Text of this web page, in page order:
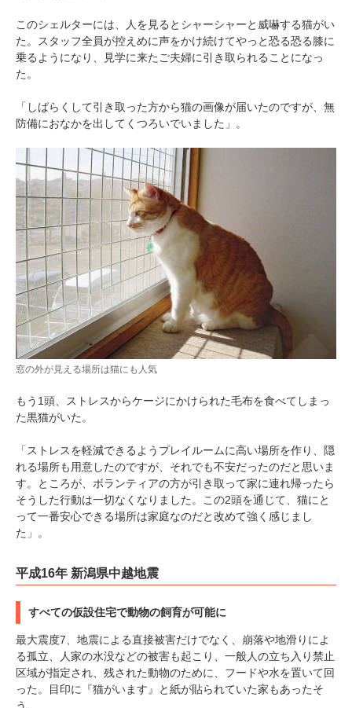
このシェルターには、人を見るとシャーシャーと威嚇する猫がい
た。スタッフ全員が控えめに声をかけ続けてやっと恐る恐る膝に
乗るようになり、見学に来たご夫婦に引き取られることになっ
た。
「しばらくして引き取った方から猫の画像が届いたのですが、無
防備におなかを出してくつろいでいました」。
窓の外が見える場所は猫にも人気
もう1頭、ストレスからケージにかけられた毛布を食べてしまっ
た黒猫がいた。
「ストレスを軽減できるようプレイルームに高い場所を作り、隠
れる場所も用意したのですが、それでも不安だったのだと思いま
す。ところが、ボランティアの方が引き取って家に連れ帰ったら
そうした行動は一切なくなりました。この2頭を通じて、猫にと
って一番安心できる場所は家庭なのだと改めて強く感じまし
た」。
平成16年 新潟県中越地震
すべての仮設住宅で動物の飼育が可能に
最大震度7、地震による直接被害だけでなく、崩落や地滑りによ
る孤立、人家の水没などの被害も起こり、一般人の立ち入り禁止
区域が指定され、残された動物のために、フードや水を置いて回
った。目印に『猫がいます』と紙が貼られていた家もあったそ